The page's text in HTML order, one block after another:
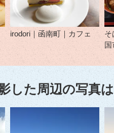
irodori｜函南町｜カフェ
そ
国
した周辺の写真